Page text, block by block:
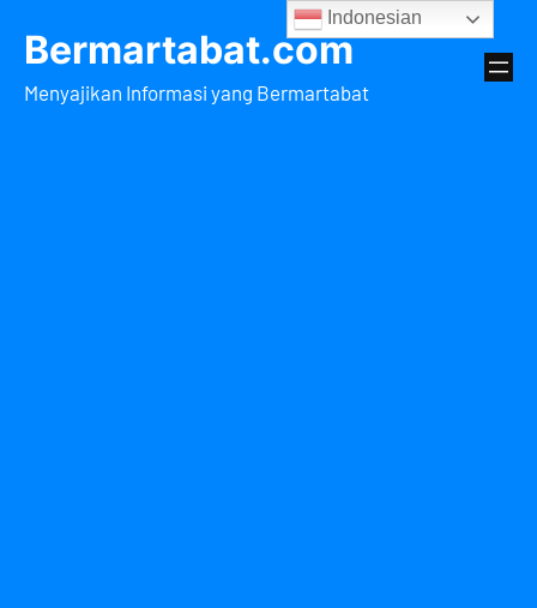
Bermartabat.com
Menyajikan Informasi yang Bermartabat
Indonesian